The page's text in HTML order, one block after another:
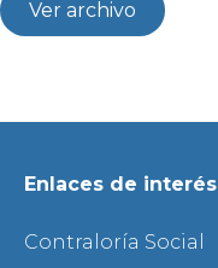
Ver archivo
Enlaces de interés
Contraloría Social